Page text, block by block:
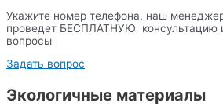
Укажите номер телефона, наш
проведет БЕСПЛАТНУЮ консультацию
вопросы
Задать вопрос
Экологичные материалы